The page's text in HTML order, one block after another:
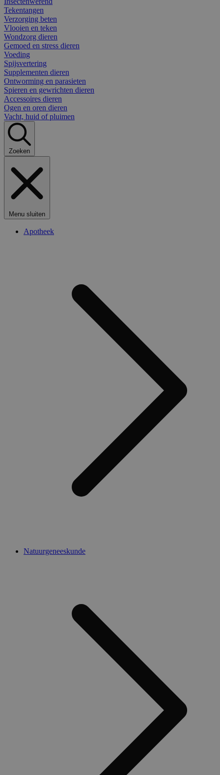
Tekentangen
Verzorging beten
Vlooien en teken
Wondzorg dieren
Gemoed en stress dieren
Voeding
Spijsvertering
Supplementen dieren
Ontworming en parasieten
Spieren en gewrichten dieren
Accessoires dieren
Ogen en oren dieren
Vacht, huid of pluimen
Zoeken
Menu sluiten
Apotheek
Natuurgeneeskunde